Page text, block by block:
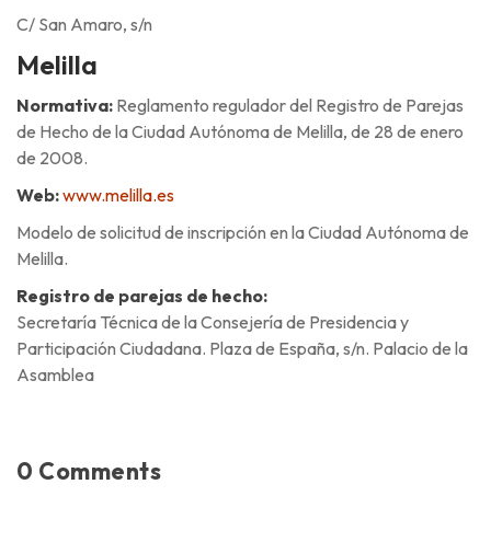
C/ San Amaro, s/n
Melilla
Normativa: Reglamento regulador del Registro de Parejas
de Hecho de la Ciudad Autónoma de Melilla, de 28 de enero
de 2008.
Web:www.melilla.es
Modelo de solicitud de inscripción en la Ciudad Autónoma de
Melilla.
Registro de parejas de hecho:
Secretaría Técnica de la Consejería de Presidencia y
Participación Ciudadana. Plaza de España, s/n. Palacio de la
Asamblea
0 Comments